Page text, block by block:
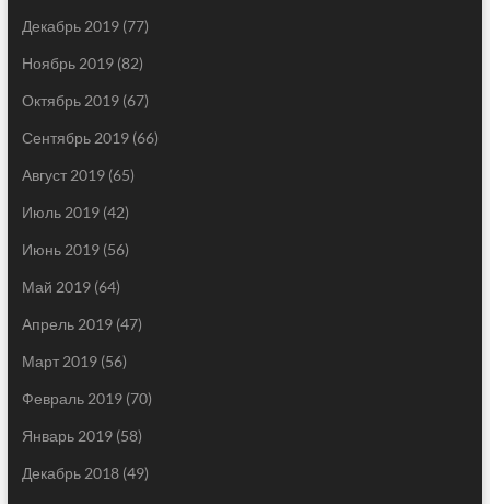
Декабрь 2019(77)
Ноябрь 2019(82)
Октябрь 2019(67)
Сентябрь 2019(66)
Август 2019(65)
Июль 2019(42)
Июнь 2019(56)
Май 2019(64)
Апрель 2019(47)
Март 2019(56)
Февраль 2019(70)
Январь 2019(58)
Декабрь 2018(49)